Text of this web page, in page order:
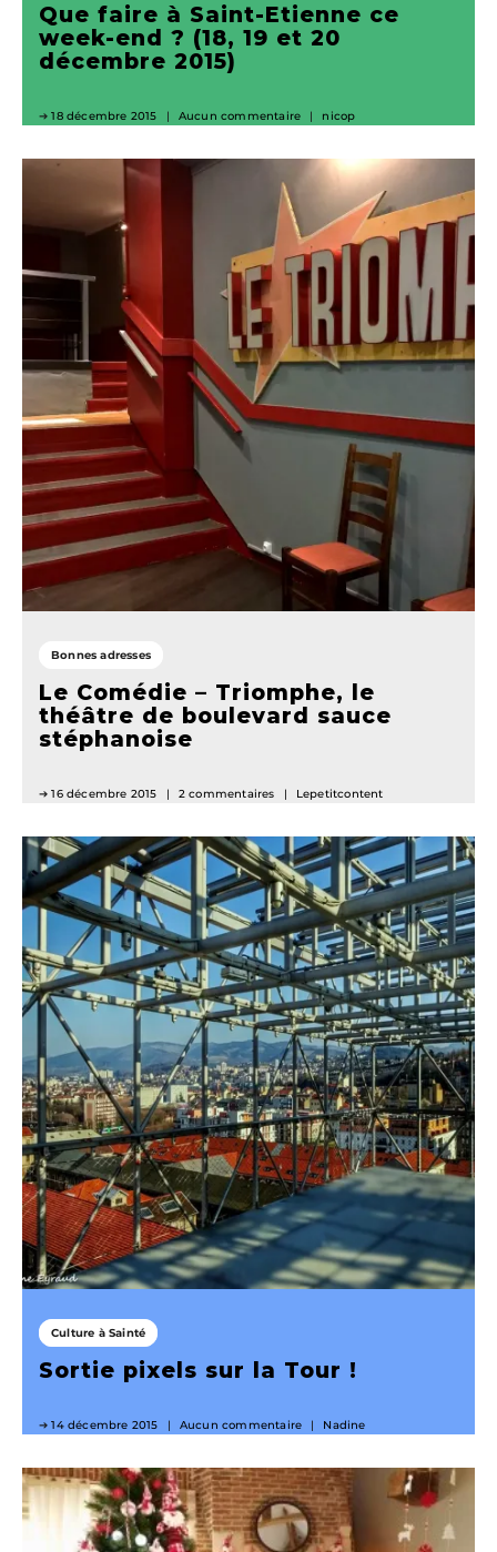
Que faire à Saint-Etienne ce
week-end ? (18, 19 et 20
décembre 2015)
18 décembre 2015 Aucun commentaire nicop
Bonnes adresses
Le Comédie – Triomphe, le
théâtre de boulevard sauce
stéphanoise
16 décembre 2015 2 commentaires Lepetitcontent
Culture à Sainté
Sortie pixels sur la Tour !
14 décembre 2015 Aucun commentaire Nadine